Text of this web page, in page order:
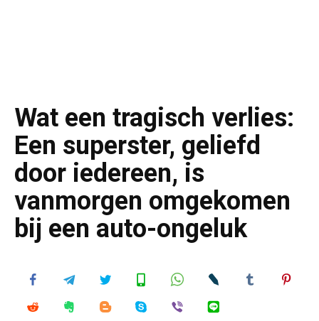
Wat een tragisch verlies:
Een superster, geliefd
door iedereen, is
vanmorgen omgekomen
bij een auto-ongeluk